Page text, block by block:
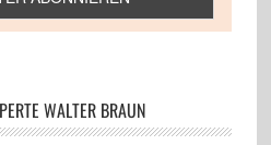
WALTER BRAUN